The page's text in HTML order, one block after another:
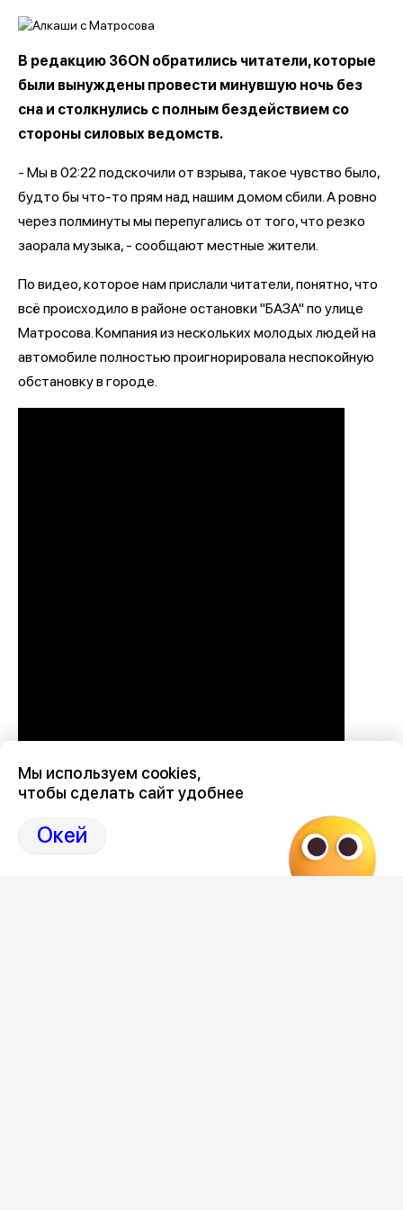
В редакцию 36ON обратились читатели, которые
были вынуждены провести минувшую ночь без
сна и столкнулись с полным бездействием со
стороны силовых ведомств.
- Мы в 02:22 подскочили от взрыва, такое чувство было,
будто бы что-то прям над нашим домом сбили. А ровно
через полминуты мы перепугались от того, что резко
заорала музыка, - сообщают местные жители.
По видео, которое нам прислали читатели, понятно, что
всё происходило в районе остановки "БАЗА" по улице
Матросова. Компания из нескольких молодых людей на
автомобиле полностью проигнорировала неспокойную
обстановку в городе.
Мы используем cookies,
чтобы сделать сайт удобнее
Окей